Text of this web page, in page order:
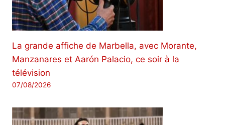
La grande affiche de Marbella, avec Morante,
Manzanares et Aarón Palacio, ce soir à la
télévision
07/08/2026